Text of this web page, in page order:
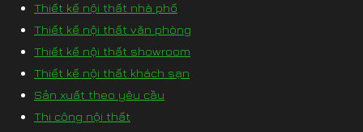
Thiết kế nội thất nhà phố
Thiết kế nội thất văn phòng
Thiết kế nội thất showroom
Thiết kế nội thất khách sạn
Sản xuất theo yêu cầu
Thi công nội thất